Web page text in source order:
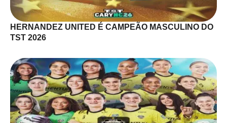
HERNANDEZ UNITED É CAMPEÃO MASCULINO DO
TST 2026